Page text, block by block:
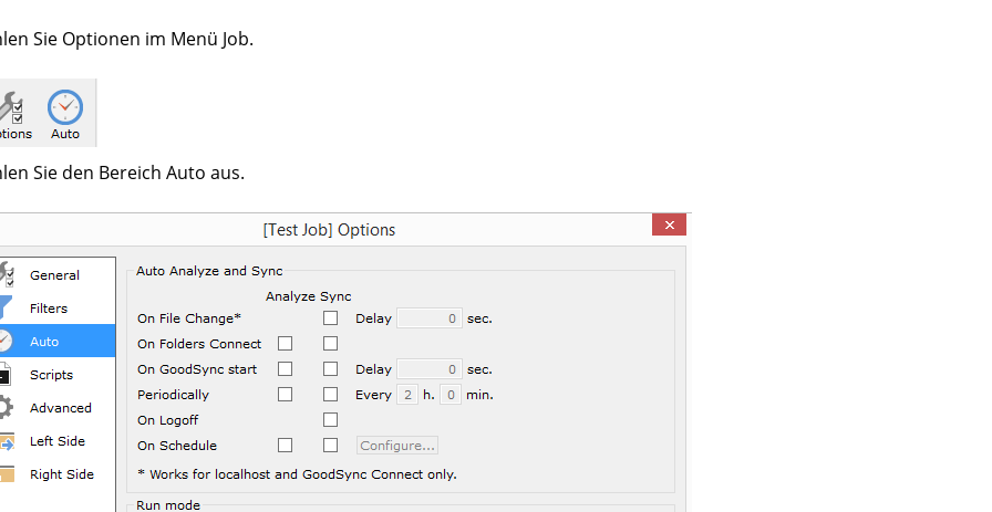
Sie Optionen im Menü Job.
Sie den Bereich Auto aus.